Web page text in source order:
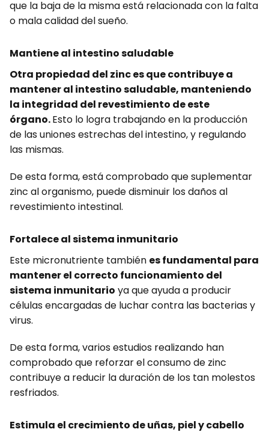
que la baja de la misma está relacionada con la falta
o mala calidad del sueño.
Mantiene al intestino saludable
Otra propiedad del zinc es que contribuye a
mantener al intestino saludable, manteniendo
la integridad del revestimiento de este
órgano.Esto lo logra trabajando en la producción
de las uniones estrechas del intestino, y regulando
las mismas.
De esta forma, está comprobado que suplementar
zinc al organismo, puede disminuir los daños al
revestimiento intestinal.
Fortalece al sistema inmunitario
Este micronutriente también es fundamental para
mantener el correcto funcionamiento del
sistema inmunitario ya que ayuda a producir
células encargadas de luchar contra las bacterias y
virus.
De esta forma, varios estudios realizando han
comprobado que reforzar el consumo de zinc
contribuye a reducir la duración de los tan molestos
resfriados.
Estimula el crecimiento de uñas, piel y cabello